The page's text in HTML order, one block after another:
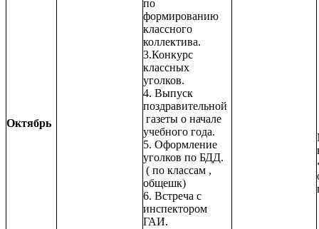
Октябрь
по
формированию
классного
коллектива.
3.Конкурс
классных
уголков.
4. Выпуск
поздравительной
газеты о начале
учебного года.
5. Оформление
уголков по БДД.
( по классам ,
общешк)
6. Встреча с
инспектором
ГАИ.